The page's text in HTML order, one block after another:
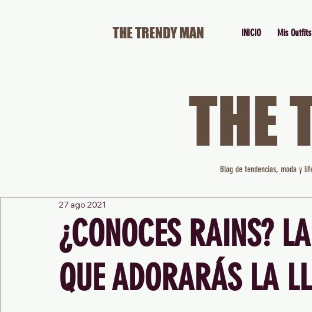
INICIO Mis Outfits
THE TRENDY MAN
¿CONOCES RAINS?
QUE ADORARÁS LA
27 ago 2021
Blog de tendencias, moda y
THE